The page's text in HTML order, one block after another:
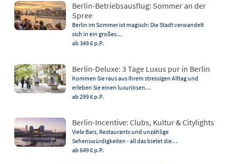
Berlin-Betriebsausflug: Sommer an der
Spree
Berlin im Sommer ist magisch: Die Stadt verwandelt
sich in ein großes…
ab 349 € p.P.
Berlin-Deluxe: 3 Tage Luxus pur in Berlin
Kommen Sie raus aus Ihrem stressigen Alltag und
erleben Sie einen luxuriösen…
ab 299 € p.P.
Berlin-Incentive: Clubs, Kultur & Citylights
Viele Bars, Restaurants und unzählige
Sehenswürdigkeiten - all das bietet die…
ab 649 € p.P.